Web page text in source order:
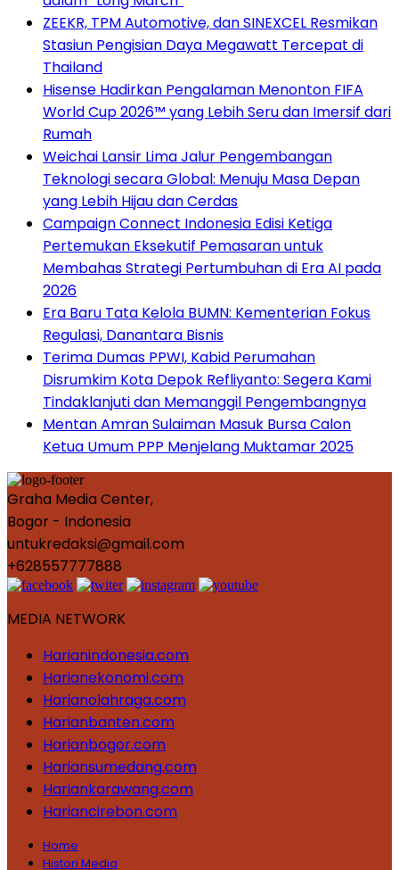
ZEEKR, TPM Automotive, dan SINEXCEL Resmikan
Stasiun Pengisian Daya Megawatt Tercepat di
Thailand
Hisense Hadirkan Pengalaman Menonton FIFA
World Cup 2026™ yang Lebih Seru dan Imersif dari
Rumah
Weichai Lansir Lima Jalur Pengembangan
Teknologi secara Global: Menuju Masa Depan
yang Lebih Hijau dan Cerdas
Campaign Connect Indonesia Edisi Ketiga
Pertemukan Eksekutif Pemasaran untuk
Membahas Strategi Pertumbuhan di Era AI pada
2026
Era Baru Tata Kelola BUMN: Kementerian Fokus
Regulasi, Danantara Bisnis
Terima Dumas PPWI, Kabid Perumahan
Disrumkim Kota Depok Refliyanto: Segera Kami
Tindaklanjuti dan Memanggil Pengembangnya
Mentan Amran Sulaiman Masuk Bursa Calon
Ketua Umum PPP Menjelang Muktamar 2025
Graha Media Center,
Bogor - Indonesia
untukredaksi@gmail.com
+628557777888
MEDIA NETWORK
Harianindonesia.com
Harianekonomi.com
Harianolahraga.com
Harianbanten.com
Harianbogor.com
Hariansumedang.com
Hariankarawang.com
Hariancirebon.com
Home
Histori Media